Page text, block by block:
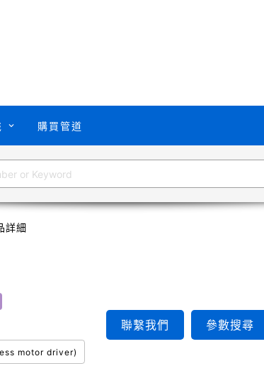
購買管道
詳細
motor driver)
聯繫我們 參數搜尋